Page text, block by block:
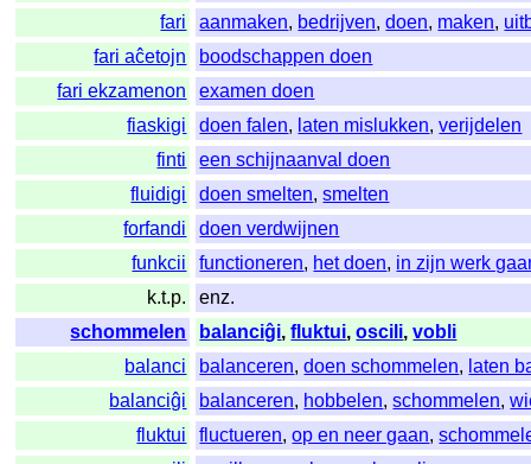
fari
aanmaken, bedrijven,doen, maken,
fari aĉetojn
boodschappen doen
fari ekzamenon
examen doen
fiaskigi
doen falen, laten mislukken,verijdelen
finti
een schijnaanval doen
fluidigi
doen smelten,smelten
forfandi
doen verdwijnen
funkcii
functioneren, het doen, in zijn werk
k.t.p.
enz.
schommelen
balanciĝi,fluktui,oscili,vobli
balanci
balanceren,doen schommelen, laten
balanciĝi
balanceren, hobbelen,schommelen,
fluktui
fluctueren,op en neer gaan,